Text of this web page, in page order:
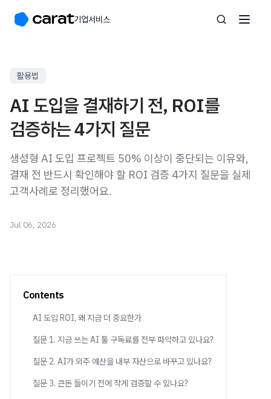
기업서비스
활용법
AI 도입을 결재하기 전, ROI를
검증하는 4가지 질문
생성형 AI 도입 프로젝트 50% 이상이 중단되는 이유와,
결재 전 반드시 확인해야 할 ROI 검증 4가지 질문을 실제
고객사례로 정리했어요.
Jul 06, 2026
Contents
AI 도입 ROI, 왜 지금 더 중요한가
질문 1. 지금 쓰는 AI 툴 구독료를 전부 파악하고 있나요?
질문 2. AI가 외주 예산을 내부 자산으로 바꾸고 있나요?
질문 3. 큰돈 들이기 전에 작게 검증할 수 있나요?